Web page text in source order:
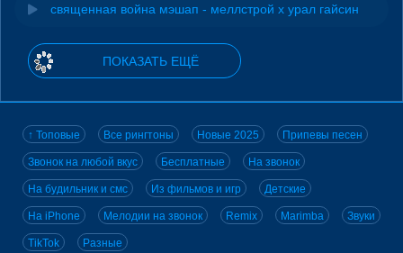
священная война мэшап - меллстрой х урал гайсин
ПОКАЗАТЬ ЕЩЁ
↑ Топовые Все рингтоны Новые 2025 Припевы песен
Звонок на любой вкус Бесплатные На звонок
На будильник и смс Из фильмов и игр Детские
На iPhone Мелодии на звонок Remix Marimba Звуки
TikTok Разные